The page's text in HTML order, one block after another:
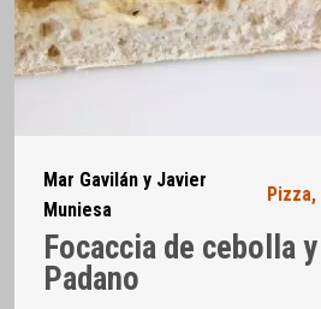
Mar Gavilán y Javier
Muniesa
Focaccia de cebolla
Padano